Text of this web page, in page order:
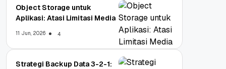
Object Storage untuk
Aplikasi: Atasi Limitasi Media
11 Jun, 2026 4
Strategi Backup Data 3-2-1: